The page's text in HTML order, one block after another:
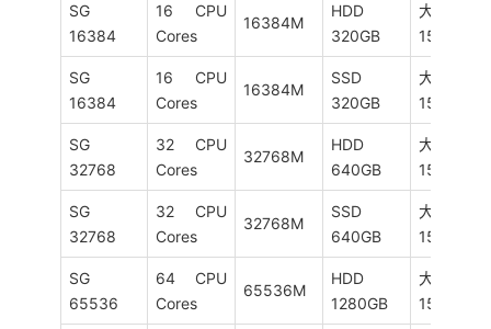
SG
16384
16 CPU
Cores
16384M
HDD
320GB
大陆优化
15M
SG
16384
16 CPU
Cores
16384M
SSD
320GB
大陆优化
15M
SG
32768
32 CPU
Cores
32768M
HDD
640GB
大陆优化
15M
SG
32768
32 CPU
Cores
32768M
SSD
640GB
大陆优化
15M
SG
65536
64 CPU
Cores
65536M
HDD
1280GB
大陆优化
15M